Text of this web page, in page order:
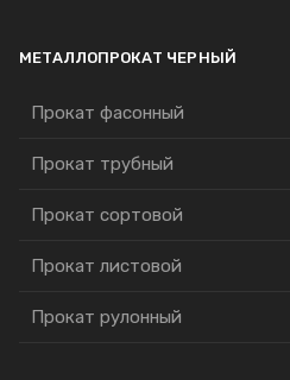
МЕТАЛЛОПРОКАТ ЧЕРНЫЙ
Прокат фасонный
Прокат трубный
Прокат сортовой
Прокат листовой
Прокат рулонный